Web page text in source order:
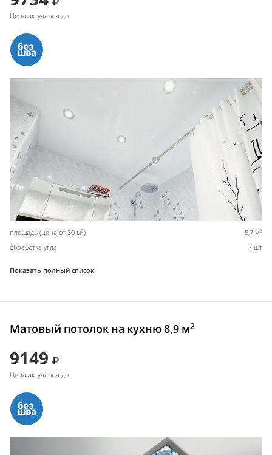
Цена актуальна до
площадь (цена от 30 м2) 5,7 м2
обработка угла 7 шт
Показать полный список
Матовый потолок на кухню 8,9 м2
9149
Цена актуальна до